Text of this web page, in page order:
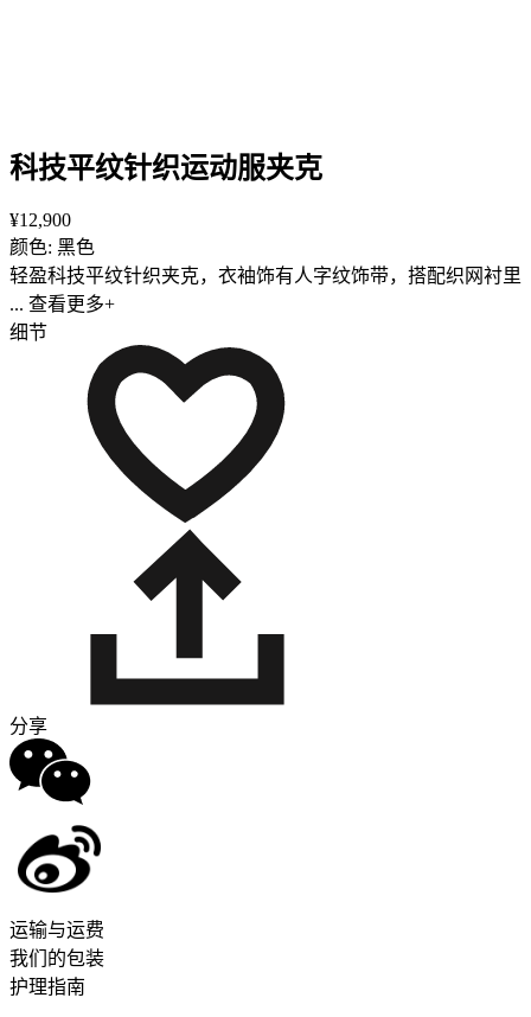
科技平纹针织运动服夹克
¥12,900
颜色: 黑色
轻盈科技平纹针织夹克，衣袖饰有人字纹饰带，搭配织网衬里
... 查看更多+
细节
分享
运输与运费
我们的包装
护理指南